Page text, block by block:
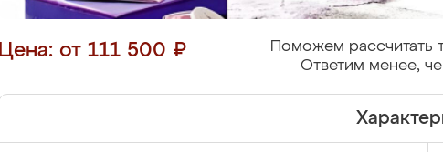
Цена: от 111 500 ₽
Поможем рассчитать
Ответим менее,